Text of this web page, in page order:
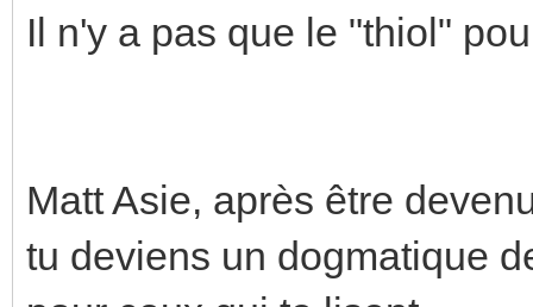
Il n'y a pas que le "thiol"
Matt Asie, après être
tu deviens un dogmatique